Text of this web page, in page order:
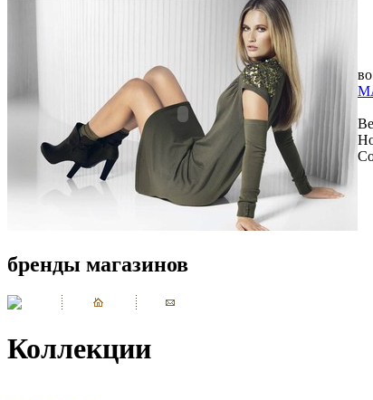
бренды магазинов
Коллекции